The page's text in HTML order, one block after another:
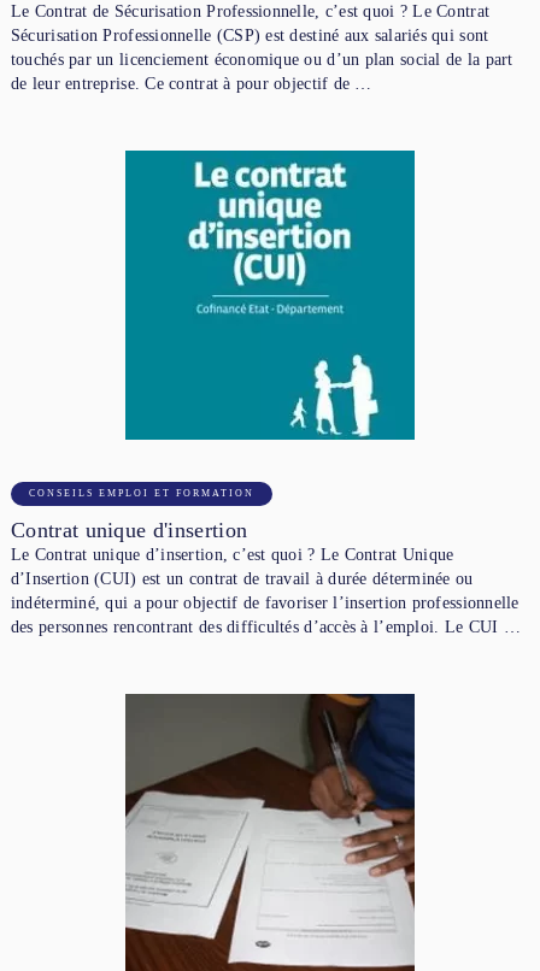
Le Contrat de Sécurisation Professionnelle, c’est quoi ? Le Contrat
Sécurisation Professionnelle (CSP) est destiné aux salariés qui sont
touchés par un licenciement économique ou d’un plan social de la part
de leur entreprise. Ce contrat à pour objectif de …
CONSEILS EMPLOI ET FORMATION
Contrat unique d'insertion
Le Contrat unique d’insertion, c’est quoi ? Le Contrat Unique
d’Insertion (CUI) est un contrat de travail à durée déterminée ou
indéterminé, qui a pour objectif de favoriser l’insertion professionnelle
des personnes rencontrant des difficultés d’accès à l’emploi. Le CUI …